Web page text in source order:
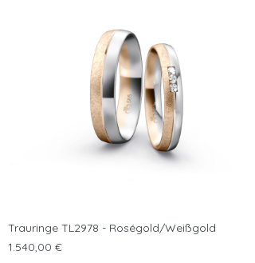
Trauringe TL2978 - Roségold/Weißgold
Preis
1.540,00 €